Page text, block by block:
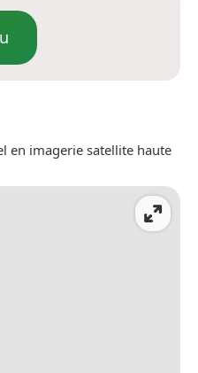
en imagerie satellite haute